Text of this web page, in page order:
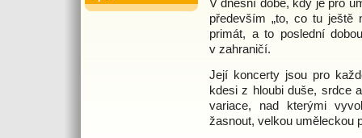
především „to, co tu ještě
primát, a to poslední
v zahraničí.
Její koncerty jsou pro
kdesi z hloubi duše, srdce
variace, nad kterými
žasnout, velkou uměleckou